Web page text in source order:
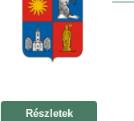
Részletek